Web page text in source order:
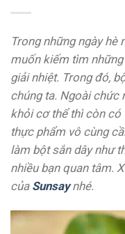
Trong những ngày hè
muốn kiếm tìm
giải nhiệt. Trong đó,
chúng ta. Ngoài chức
khỏi cơ thể thì còn có
thực phẩm vô cùng
làm bột sắn dây như
nhiều bạn quan tâm.
của Sunsaynhé.